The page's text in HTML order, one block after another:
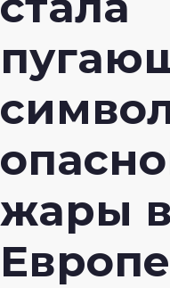
жары в